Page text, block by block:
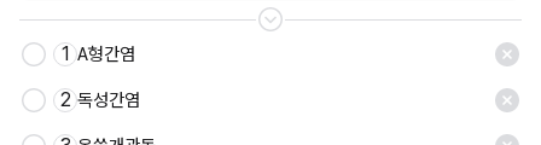
1 A형간염
2 독성간염